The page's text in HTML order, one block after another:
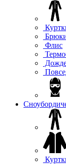
Флис